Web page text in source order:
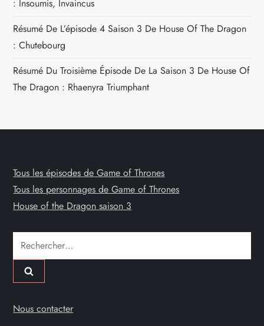
: Insoumis, Invaincus
Résumé De L’épisode 4 Saison 3 De House Of The Dragon
: Chutebourg
Résumé Du Troisième Épisode De La Saison 3 De House Of
The Dragon : Rhaenyra Triumphant
Tous les épisodes de Game of Thrones
Tous les personnages de Game of Thrones
House of the Dragon saison 3
Rechercher :
Nous contacter